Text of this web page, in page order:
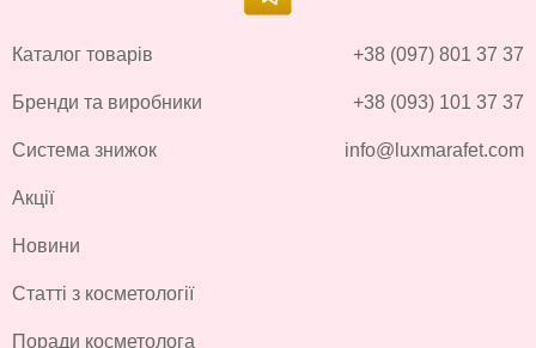
Каталог товарів
Бренди та виробники
Система знижок
Акції
Новини
Статті з косметології
Поради косметолога
+38 (097) 801 37 37
+38 (093) 101 37 37
info@luxmarafet.com